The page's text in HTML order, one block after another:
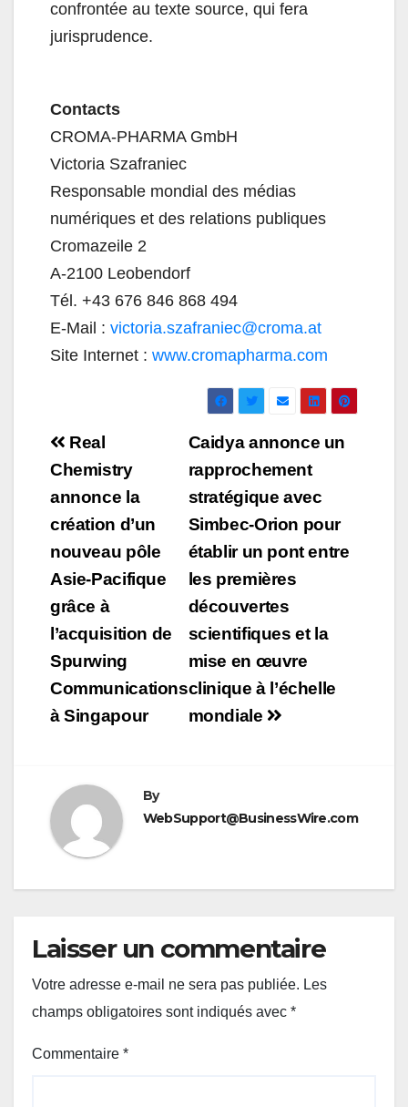
confrontée au texte source, qui fera
jurisprudence.
Contacts
CROMA-PHARMA GmbH
Victoria Szafraniec
Responsable mondial des médias
numériques et des relations publiques
Cromazeile 2
A-2100 Leobendorf
Tél. +43 676 846 868 494
E-Mail : victoria.szafraniec@croma.at
Site Internet : www.cromapharma.com
Navigation
de
l’article
Caidya annonce un
rapprochement
stratégique avec
Simbec-Orion pour
établir un pont entre
les premières
découvertes
scientifiques et la
mise en œuvre
clinique à l’échelle
mondiale
Real
Chemistry
annonce la
création d’un
nouveau pôle
Asie-Pacifique
grâce à
l’acquisition de
Spurwing
Communications
à Singapour
By
WebSupport@BusinessWire.com
Laisser un commentaire
Votre adresse e-mail ne sera pas publiée. Les
champs obligatoires sont indiqués avec *
Commentaire *